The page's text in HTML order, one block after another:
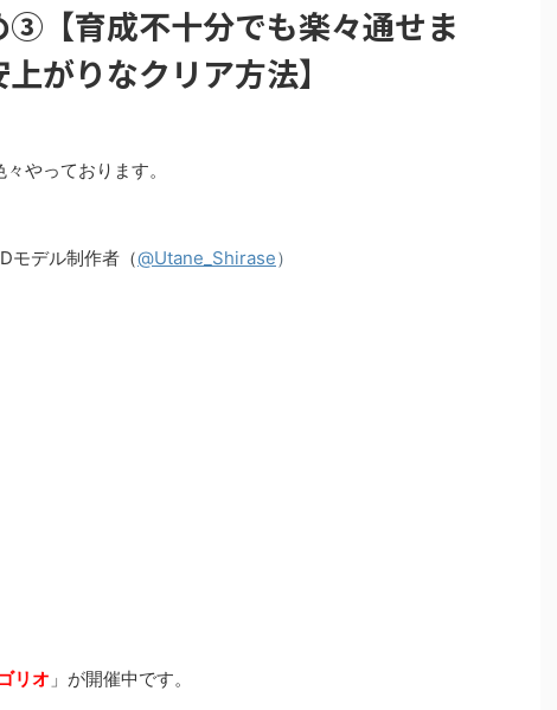
③【育成不十分でも楽々通せま
がりなクリア方法】
やっております。
モデル制作者（@Utane_Shirase）
リオ 」が開催中です。